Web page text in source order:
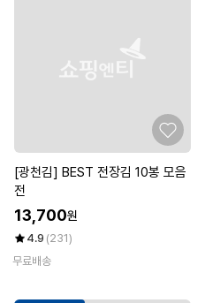
[광천김] BEST 전장김 10봉 모음
전
13,700원
4.9 (231)
무료배송